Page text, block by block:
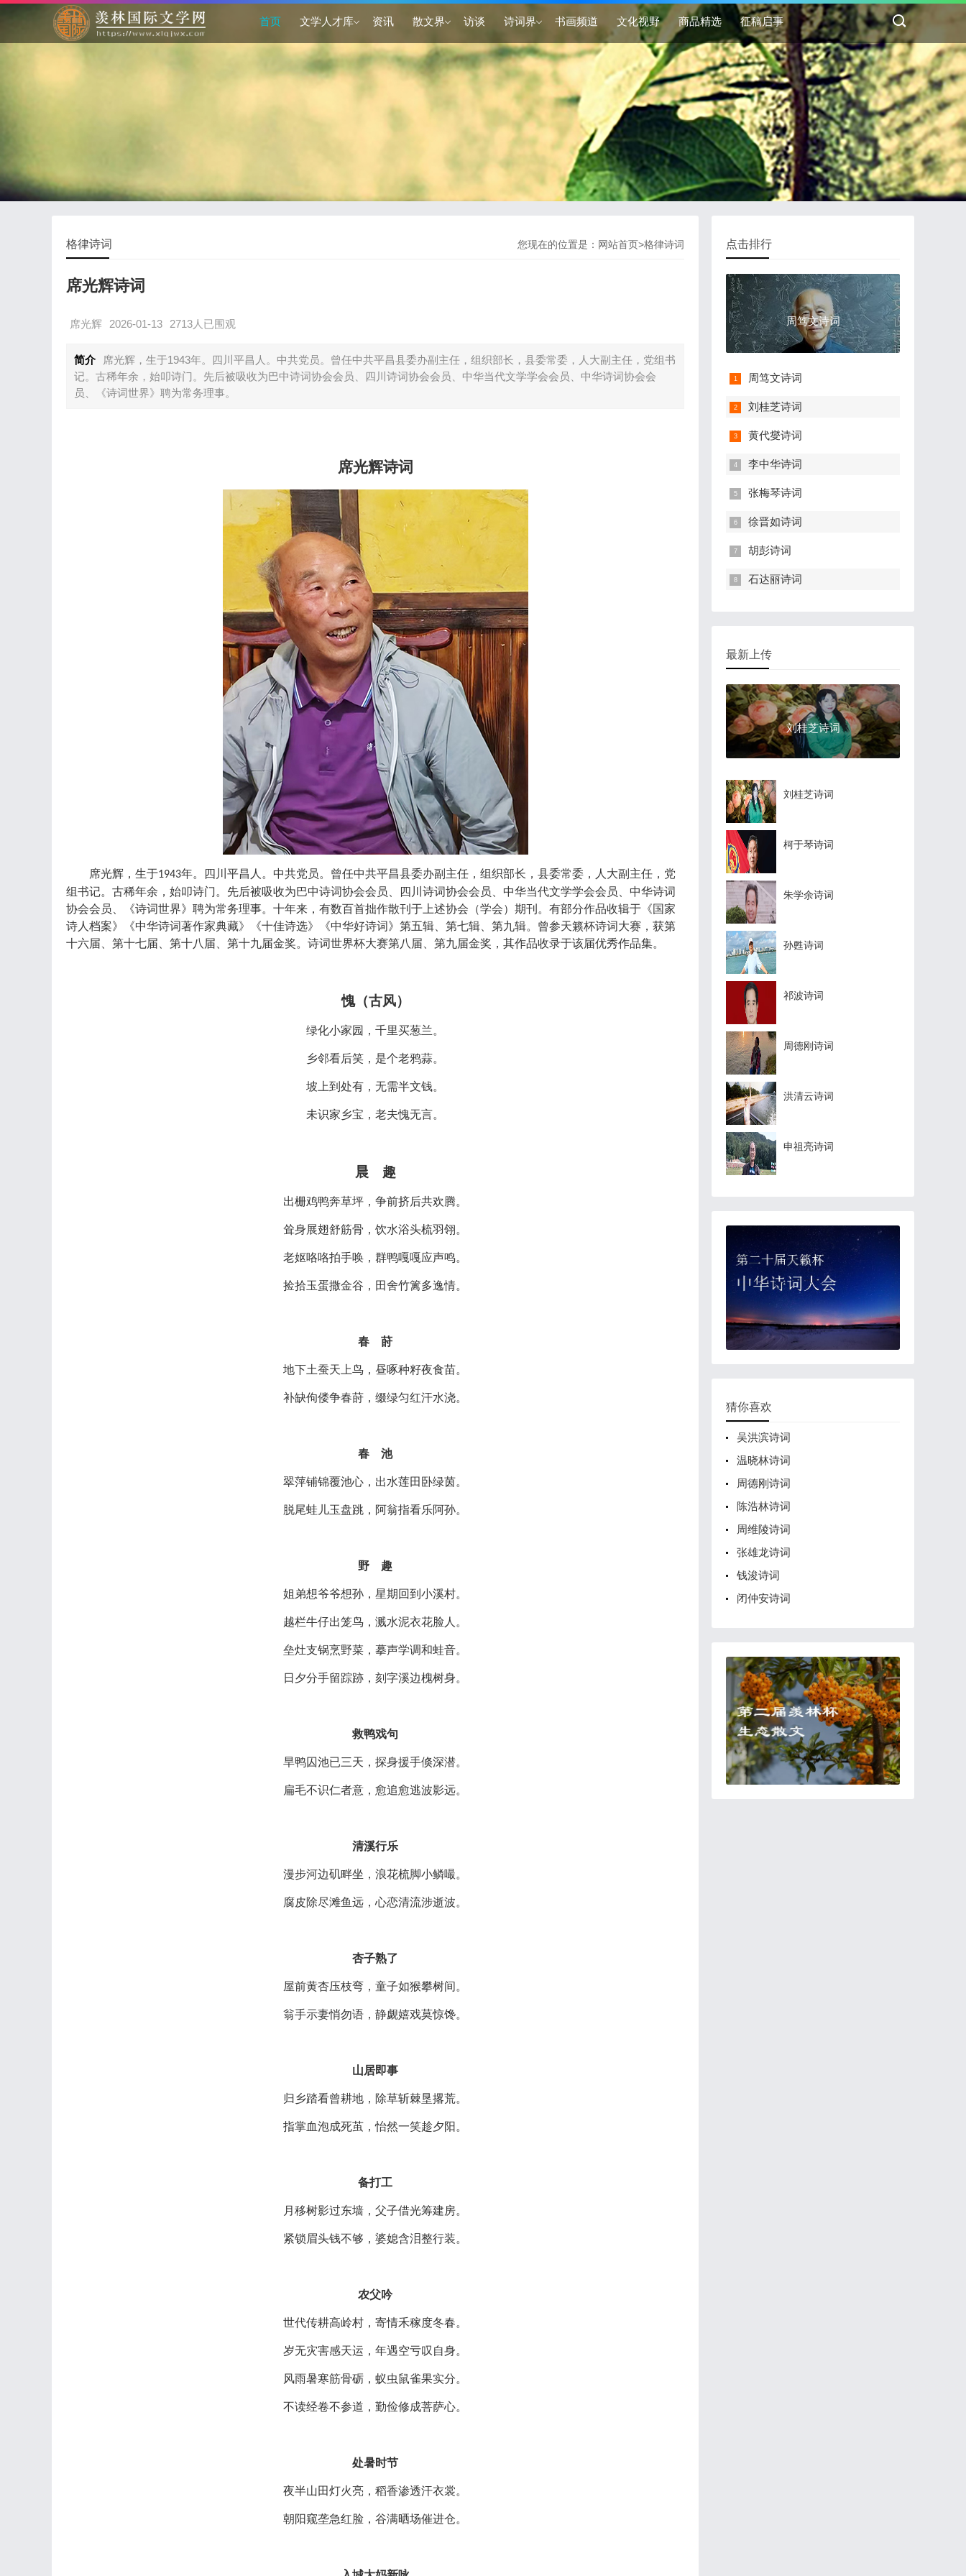
首页 文学人才库 资讯 散文界 访谈 诗词界 书画频道 文化视野 商品精选 征稿启事
您现在的位置是： 网站首页>格律诗词
格律诗词
席光辉诗词
席光辉 2026-01-13 2713人已围观
简介
席光辉，生于1943年。四川平昌人。中共党员。曾任中共平昌县委办副主任，组织部长，县委常委，人大副主任，党组书
记。古稀年余，始叩诗门。先后被吸收为巴中诗词协会会员、四川诗词协会会员、中华当代文学学会会员、中华诗词协会会
员、《诗词世界》聘为常务理事。
席光辉诗词
席光辉，生于1943年。四川平昌人。中共党员。曾任中共平昌县委办副主任，组织部长，县委常委，人大副主任，党
组书记。古稀年余，始叩诗门。先后被吸收为巴中诗词协会会员、四川诗词协会会员、中华当代文学学会会员、中华诗词
协会会员、《诗词世界》聘为常务理事。十年来，有数百首拙作散刊于上述协会（学会）期刊。有部分作品收辑于《国家
诗人档案》《中华诗词著作家典藏》《十佳诗选》《中华好诗词》第五辑、第七辑、第九辑。曾参天籁杯诗词大赛，获第
十六届、第十七届、第十八届、第十九届金奖。诗词世界杯大赛第八届、第九届金奖，其作品收录于该届优秀作品集。
愧（古风）
绿化小家园，千里买葱兰。
乡邻看后笑，是个老鸦蒜。
坡上到处有，无需半文钱。
未识家乡宝，老夫愧无言。
晨 趣
出栅鸡鸭奔草坪，争前挤后共欢腾。
耸身展翅舒筋骨，饮水浴头梳羽翎。
老妪咯咯拍手唤，群鸭嘎嘎应声鸣。
捡拾玉蛋撒金谷，田舍竹篱多逸情。
春 莳
地下土蚕天上鸟，昼啄种籽夜食苗。
补缺佝偻争春莳，缀绿匀红汗水浇。
春 池
翠萍铺锦覆池心，出水莲田卧绿茵。
脱尾蛙儿玉盘跳，阿翁指看乐阿孙。
野 趣
姐弟想爷爷想孙，星期回到小溪村。
越栏牛仔出笼鸟，溅水泥衣花脸人。
垒灶支锅烹野菜，摹声学调和蛙音。
日夕分手留踪跡，刻字溪边槐树身。
救鸭戏句
旱鸭囚池已三天，探身援手倏深潜。
扁毛不识仁者意，愈追愈逃波影远。
清溪行乐
漫步河边矶畔坐，浪花梳脚小鳞嘬。
腐皮除尽滩鱼远，心恋清流涉逝波。
杏子熟了
屋前黄杏压枝弯，童子如猴攀树间。
翁手示妻悄勿语，静觑嬉戏莫惊馋。
山居即事
归乡踏看曾耕地，除草斩棘垦撂荒。
指掌血泡成死茧，怡然一笑趁夕阳。
备打工
月移树影过东墙，父子借光筹建房。
紧锁眉头钱不够，婆媳含泪整行装。
农父吟
世代传耕高岭村，寄情禾稼度冬春。
岁无灾害感天运，年遇空亏叹自身。
风雨暑寒筋骨砺，蚁虫鼠雀果实分。
不读经卷不参道，勤俭修成菩萨心。
处暑时节
夜半山田灯火亮，稻香渗透汗衣裳。
朝阳窥垄急红脸，谷满晒场催进仓。
点击排行
周笃文诗词
周笃文诗词
刘桂芝诗词
黄代燮诗词
李中华诗词
张梅琴诗词
徐晋如诗词
胡彭诗词
石达丽诗词
最新上传
刘桂芝诗词
刘桂芝诗词
柯于琴诗词
朱学余诗词
孙甦诗词
祁波诗词
周德刚诗词
洪清云诗词
申祖亮诗词
猜你喜欢
吴洪滨诗词
温晓林诗词
周德刚诗词
陈浩林诗词
周维陵诗词
张雄龙诗词
钱浚诗词
闭仲安诗词